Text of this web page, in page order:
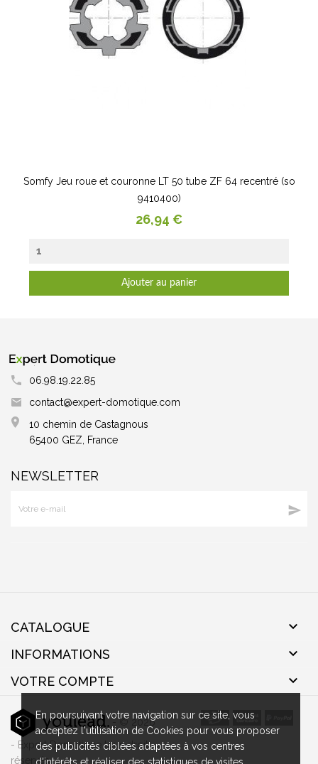
En poursuivant votre navigation sur ce site, vous
acceptez l'utilisation de Cookies pour vous proposer
des publicités ciblées adaptées à vos centres
Somfy Jeu roue et couronne LT 50 tube ZF 64 recentré (so
9410400)
Prix
26,94 €
Ajouter au panier
06.98.19.22.85
contact@expert-domotique.com
10 chemin de Castagnous
65400 GEZ, France
NEWSLETTER

CATALOGUE 
INFORMATIONS 
VOTRE COMPTE 
- © 2026
- Expert Domotique tous droit
réservés